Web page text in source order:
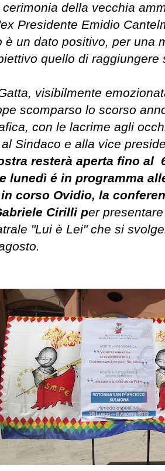
della vecchia
Presidente Emidio
è un dato positivo, per una
quello di raggiungere
visibilmente
scomparso lo scorso
con le lacrime agli
Sindaco e alla vice
resterà aperta fino al
lunedì é in programma
corso Ovidio, la
Cirilli per
"Lui è Lei" che si